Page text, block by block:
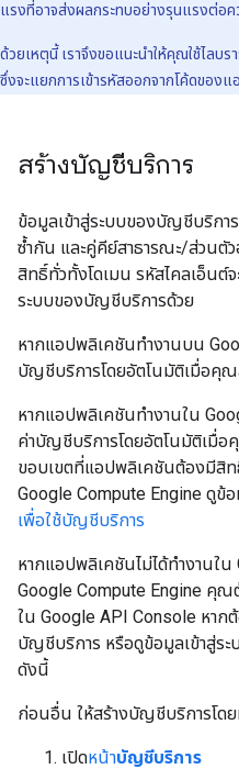
แรงที่อาจส่งผลกระทบอย่างรุนแรงต่อ
ด้วยเหตุนี้ เราจึงขอแนะนำให้คุณใช้ไลบร
ซึ่งจะแยกการเข้ารหัสออกจากโค้ดของแ
สร้างบัญชีบริการ
ข้อมูลเข้าสู่ระบบของบัญชีบริกา
ซ้ำกัน และคู่คีย์สาธารณะ/ส่วนตั
สิทธิ์ทั่วทั้งโดเมน รหัสไคลเอ็นต์
ระบบของบัญชีบริการด้วย
หากแอปพลิเคชันทำงานบน
บัญชีบริการโดยอัตโนมัติเมื่อคุณ
หากแอปพลิเคชันทำงานใน
ค่าบัญชีบริการโดยอัตโนมัติเมื่
ขอบเขตที่แอปพลิเคชันต้องมีสิท
Google Compute Engine ดูข้
เพื่อใช้บัญชีบริการ
หากแอปพลิเคชันไม่ได้ทำงานใ
Google Compute Engine คุณ
ใน Google API Console หาก
บัญชีบริการ หรือดูข้อมูลเข้าสู่ระ
ดังนี้
ก่อนอื่น ให้สร้างบัญชีบริการโด
เปิดหน้าบัญชีบริการ